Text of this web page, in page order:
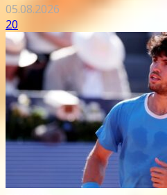
05.08.2026
20